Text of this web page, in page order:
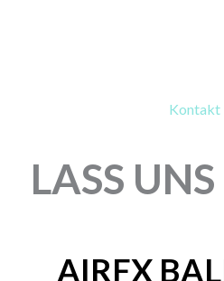
Kontakt
LASS
AIRFX